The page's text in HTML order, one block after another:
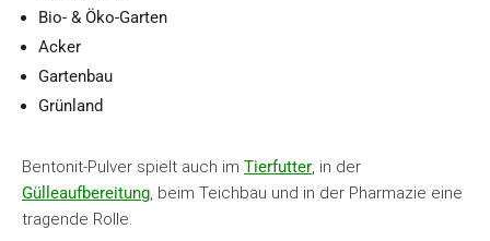
Bio- & Öko-Garten
Acker
Gartenbau
Grünland
Bentonit-Pulver spielt auch im Tierfutter, in der
Gülleaufbereitung, beim Teichbau und in der Pharmazie eine
tragende Rolle.